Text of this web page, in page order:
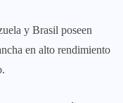
y Brasil poseen
en alto rendimiento